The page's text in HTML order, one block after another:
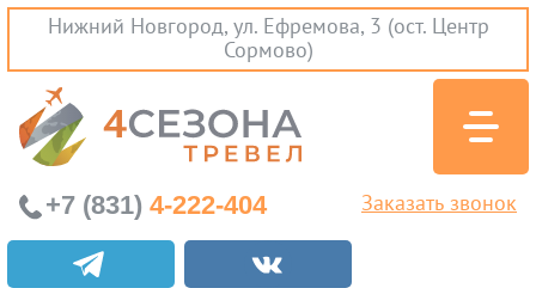
Нижний Новгород, ул. Ефремова, 3 (ост. Центр
Сормово)
Экскурсионные туры
+7 (831) 4-222-404 Заказать звонок